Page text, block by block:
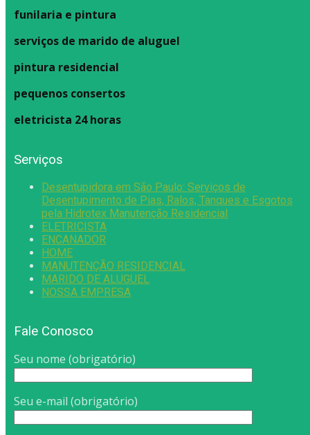
funilaria e pintura
serviços de marido de aluguel
pintura residencial
pequenos consertos
eletricista 24 horas
Serviços
Desentupidora em São Paulo: Serviços de
Desentupimento de Pias, Ralos, Tanques e Esgotos
pela Hidrotex Manutenção Residencial
ELETRICISTA
ENCANADOR
HOME
MANUTENÇÃO RESIDENCIAL
MARIDO DE ALUGUEL
NOSSA EMPRESA
Fale Conosco
Seu nome (obrigatório)
Seu e-mail (obrigatório)